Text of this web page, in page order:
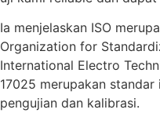
Ia menjelaskan ISO
Organization for
International Electro
17025 merupakan
pengujian dan kalibrasi.